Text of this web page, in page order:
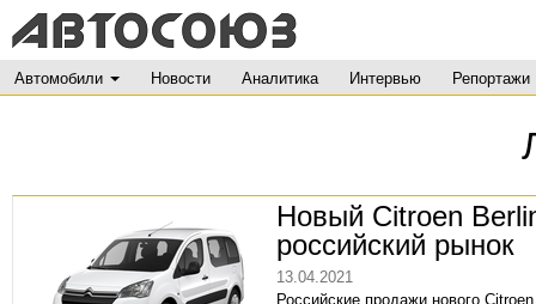
Автомобили Новости Аналитика Интервью Репортажи
Новый Citroen
российский рынок
13.04.2021
Российские продажи нового